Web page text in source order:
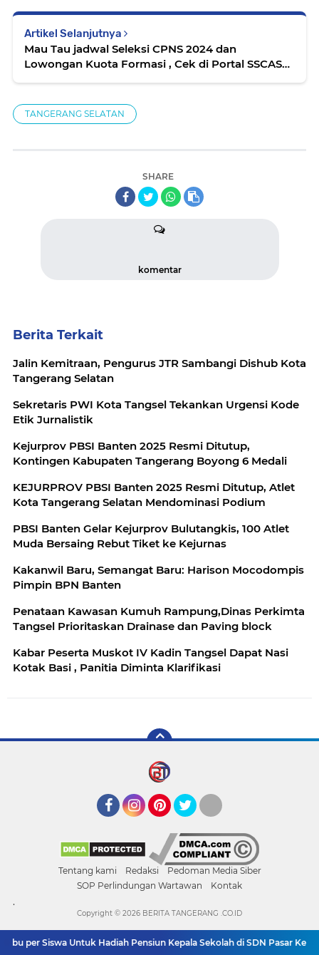
Artikel Selanjutnya
Mau Tau jadwal Seleksi CPNS 2024 dan
Lowongan Kuota Formasi , Cek di Portal SSCASN
TANGERANG SELATAN
SHARE
komentar
Berita Terkait
Jalin Kemitraan, Pengurus JTR Sambangi Dishub Kota
Tangerang Selatan
Sekretaris PWI Kota Tangsel Tekankan Urgensi Kode
Etik Jurnalistik
Kejurprov PBSI Banten 2025 Resmi Ditutup,
Kontingen Kabupaten Tangerang Boyong 6 Medali
KEJURPROV PBSI Banten 2025 Resmi Ditutup, Atlet
Kota Tangerang Selatan Mendominasi Podium
PBSI Banten Gelar Kejurprov Bulutangkis, 100 Atlet
Muda Bersaing Rebut Tiket ke Kejurnas
Kakanwil Baru, Semangat Baru: Harison Mocodompis
Pimpin BPN Banten
Penataan Kawasan Kumuh Rampung,Dinas Perkimta
Tangsel Prioritaskan Drainase dan Paving block
Kabar Peserta Muskot IV Kadin Tangsel Dapat Nasi
Kotak Basi , Panitia Diminta Klarifikasi
Tentang kami Redaksi
Pedoman Media Siber
SOP Perlindungan Wartawan
Kontak
.
per Siswa Untuk Hadiah Pensiun Kepala Sekolah di SDN Pasar Kemis
Copyright © 2026 BERITA TANGERANG .CO.ID